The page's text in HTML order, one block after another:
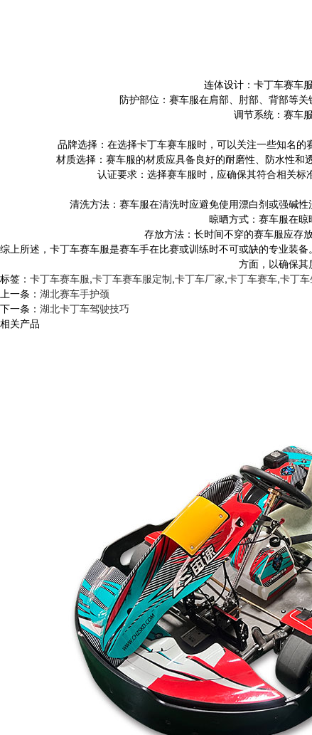
连体设计：卡丁车赛车
防护部位：赛车服在肩部、肘部、背部等
调节系统：赛车
品牌选择：在选择卡丁车赛车服时，可以关注一些知名
材质选择：赛车服的材质应具备良好的耐磨性、防水性和
认证要求：选择赛车服时，应确保其符合相关标
清洗方法：赛车服在清洗时应避免使用漂白剂或强碱
晾晒方式：赛车服在晾
存放方法：长时间不穿的赛车服应存
综上所述，卡丁车赛车服是赛车手在比赛或训练时不可或缺的专业装
方面，以确保其
标签： 卡丁车赛车服,卡丁车赛车服定制,卡丁车厂家,卡丁车赛车,卡丁
上一条： 湖北赛车手护颈
下一条： 湖北卡丁车驾驶技巧
相关产品